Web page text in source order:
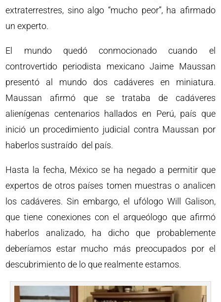
extraterrestres, sino algo “mucho peor”, ha afirmado
un experto.
El mundo quedó conmocionado cuando el
controvertido periodista mexicano Jaime Maussan
presentó al mundo dos cadáveres en miniatura.
Maussan afirmó que se trataba de cadáveres
alienígenas centenarios hallados en Perú, país que
inició un procedimiento judicial contra Maussan por
haberlos sustraído del país.
Hasta la fecha, México se ha negado a permitir que
expertos de otros países tomen muestras o analicen
los cadáveres. Sin embargo, el ufólogo Will Galison,
que tiene conexiones con el arqueólogo que afirmó
haberlos analizado, ha dicho que probablemente
deberíamos estar mucho más preocupados por el
descubrimiento de lo que realmente estamos.